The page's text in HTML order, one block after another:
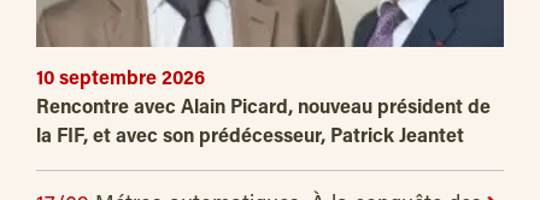
10 septembre 2026
Rencontre avec Alain Picard, nouveau président de
la FIF, et avec son prédécesseur, Patrick Jeantet